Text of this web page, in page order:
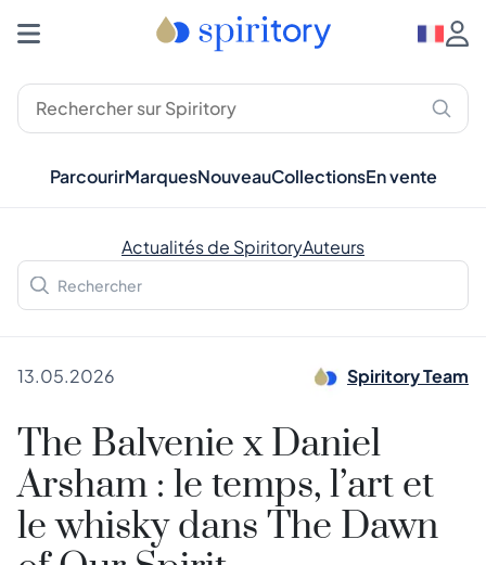
ParcourirMarquesNouveauCollectionsEn vente
Actualités de SpiritoryAuteurs
13.05.2026 Spiritory Team
The Balvenie x Daniel
Arsham : le temps, l’art et
le whisky dans The Dawn